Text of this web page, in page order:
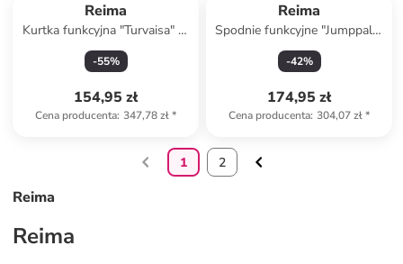
Reima
Kurtka funkcyjna "Turvaisa" w
kolorze czerwonym
-55%
154,95 zł
Cena producenta: 347,78 zł*
Reima
Spodnie funkcyjne "Jumppala"
w kolorze czarnym
-42%
174,95 zł
Cena producenta: 304,07 zł*
1 2
Reima
Reima